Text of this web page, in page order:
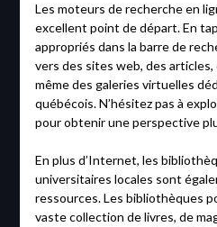
Les moteurs de recherche en
excellent point de départ. En
appropriés dans la barre de
vers des sites web, des
même des galeries virtuelles
québécois. N’hésitez pas à
pour obtenir une perspective
En plus d’Internet, les
universitaires locales sont
ressources. Les bibliothèques
vaste collection de livres, de